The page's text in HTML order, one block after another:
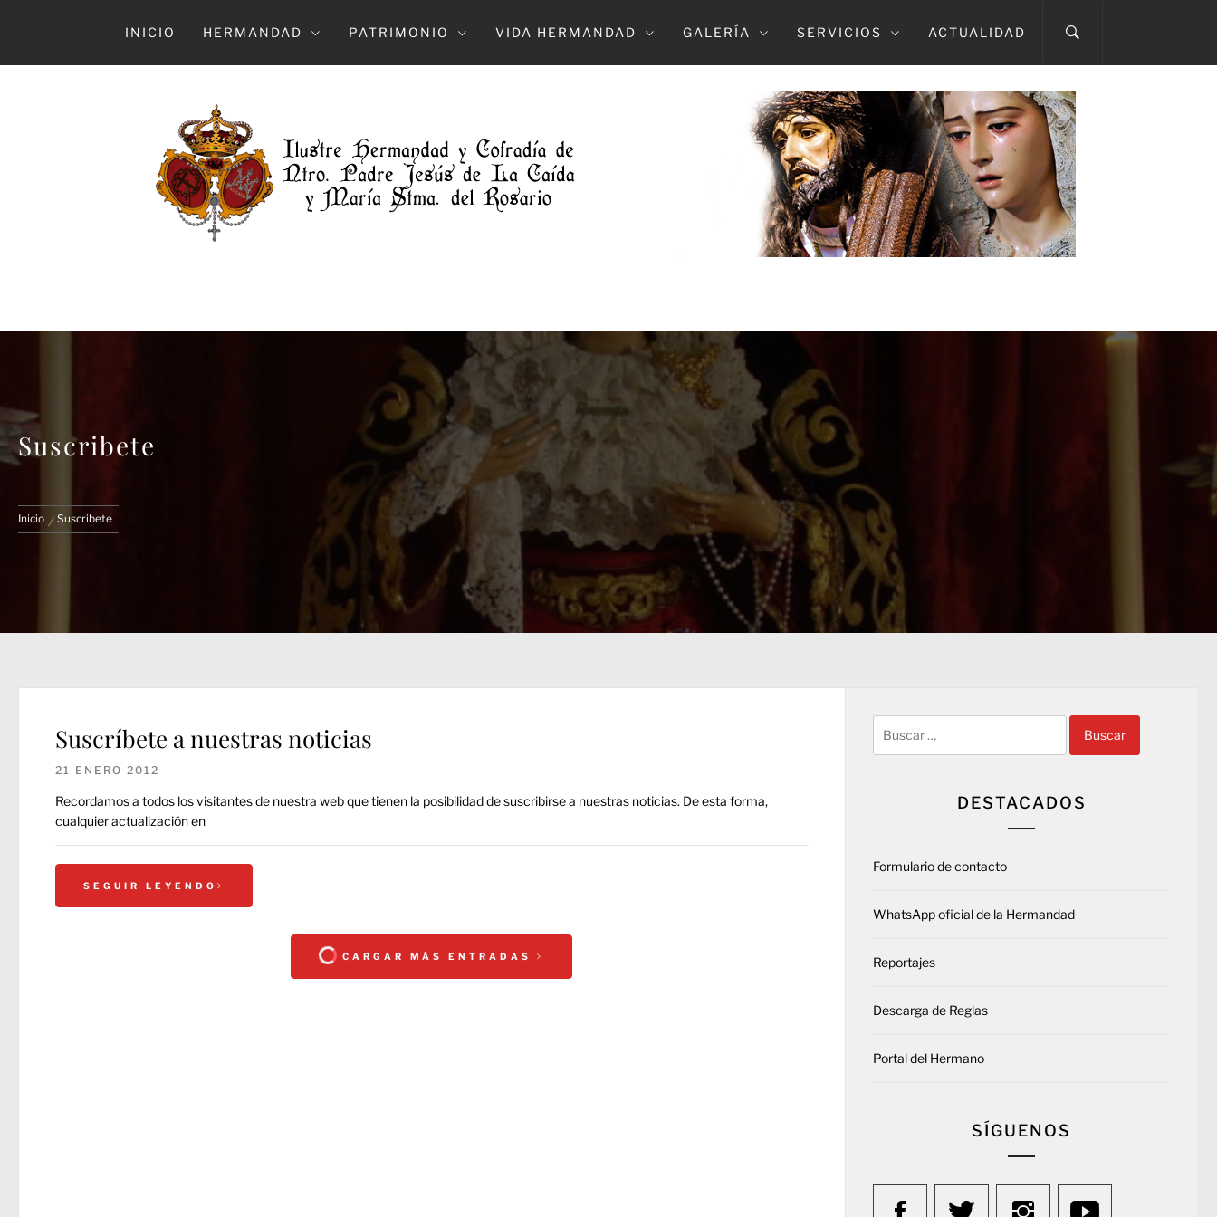
INICIO HERMANDAD PATRIMONIO VIDA HERMANDAD GALERÍA SERVICIOS ACTUALIDAD
HERMANDAD DE LA CAÍDA
Suscribete
Inicio Suscribete
Suscríbete a nuestras noticias
21 ENERO 2012
Recordamos a todos los visitantes de nuestra web que tienen la posibilidad de suscribirse a nuestras noticias. De esta forma,
cualquier actualización en
SEGUIR LEYENDO
CARGAR MÁS ENTRADAS
DESTACADOS
Formulario de contacto
WhatsApp oficial de la Hermandad
Reportajes
Descarga de Reglas
Portal del Hermano
SÍGUENOS